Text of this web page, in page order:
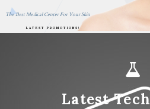
The Best Medical Center For Your Skin
LATEST PROMOTIONS!
Latest